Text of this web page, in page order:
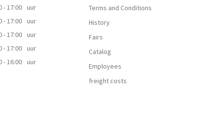
- 17:00 uur
- 17:00 uur
- 17:00 uur
- 17:00 uur
- 16:00 uur
Terms and Conditions
History
Fairs
Catalog
Employees
freight costs